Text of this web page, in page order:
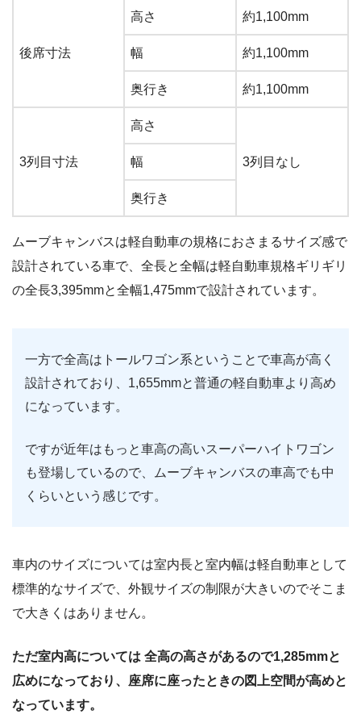
後席寸法
高さ 約1,100mm
幅 約1,100mm
奥行き 約1,100mm
3列目寸法
高さ
3列目なし
幅
奥行き
ムーブキャンバスは軽自動車の規格におさまるサイズ感で
設計されている車で、全長と全幅は軽自動車規格ギリギリ
の全長3,395mmと全幅1,475mmで設計されています。
一方で全高はトールワゴン系ということで車高が高く
設計されており、1,655mmと普通の軽自動車より高め
になっています。
ですが近年はもっと車高の高いスーパーハイトワゴン
も登場しているので、ムーブキャンバスの車高でも中
くらいという感じです。
車内のサイズについては室内長と室内幅は軽自動車として
標準的なサイズで、外観サイズの制限が大きいのでそこま
で大きくはありません。
ただ室内高については 全高の高さがあるので1,285mmと
広めになっており、座席に座ったときの図上空間が高めと
なっています。